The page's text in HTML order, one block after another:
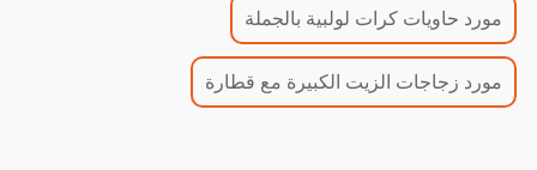
مورد حاويات كرات لولبية بالجملة
مورد زجاجات الزيت الكبيرة مع قطارة